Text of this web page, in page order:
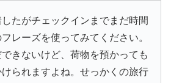
たがチェックインまでまだ時間
レーズを使ってみてください。
きないけど、荷物を預かっても
られますよね。せっかくの旅行